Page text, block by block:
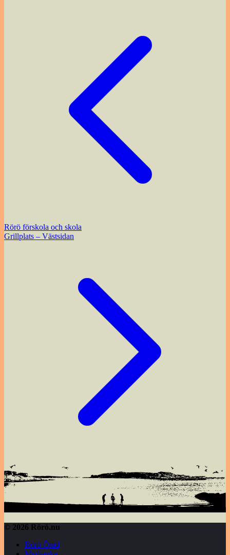
Rörö förskola och skola
Grillplats – Västsidan
© 2026 Rörö.nu
Rörö Öråd